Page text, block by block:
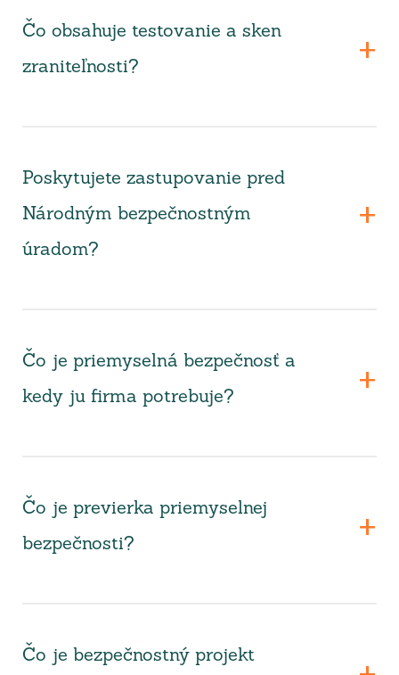
Čo obsahuje testovanie a sken
zraniteľnosti?
Poskytujete zastupovanie pred
Národným bezpečnostným
úradom?
Čo je priemyselná bezpečnosť a
kedy ju firma potrebuje?
Čo je previerka priemyselnej
bezpečnosti?
Čo je bezpečnostný projekt